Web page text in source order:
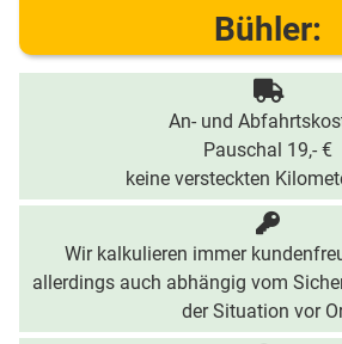
Bühler:
An- und
Pauschal 19,- €
keine versteckten
Wir kalkulieren immer
allerdings auch abhängig vom
der Situation vor